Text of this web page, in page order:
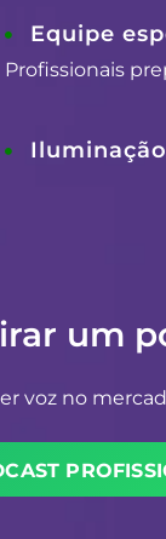
Equipe
Profissionais
um
voz no